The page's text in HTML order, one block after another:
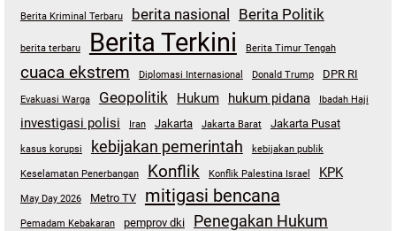
Berita Kriminal Terbaru berita nasional Berita Politik
berita terbaru Berita Terkini Berita Timur Tengah
cuaca ekstrem Diplomasi Internasional Donald Trump DPR RI
Evakuasi Warga Geopolitik Hukum hukum pidana Ibadah Haji
investigasi polisi Iran Jakarta Jakarta Barat Jakarta Pusat
kasus korupsi kebijakan pemerintah kebijakan publik
Keselamatan Penerbangan Konflik Konflik Palestina Israel KPK
May Day 2026 Metro TV mitigasi bencana
Pemadam Kebakaran pemprov dki Penegakan Hukum